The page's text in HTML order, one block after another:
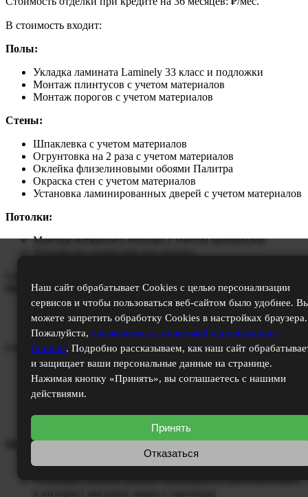
В стоимость входит:
Полы:
Укладка ламината Laminely 33 класс и подложки
Монтаж плинтусов с учетом материалов
Монтаж порогов с учетом материалов
Стены:
Шпаклевка с учетом материалов
Огрунтовка на 2 раза с учетом материалов
Оклейка флизелиновыми обоями Палитра
Окраска стен с учетом материалов
Установка ламинированных дверей с учетом материалов
Потолки:
Монтаж натяжного потолка с учетом материалов
Полы:
Укладка керамической плитки Axima
Затирка швов с учетом материалов
Стены:
Устройство коробов из ГКЛ с учетом материалов
Облицовка керамической плиткой La Favola от пола до
потолка полностью
Потолки и сантехника:
Монтаж натяжного потолка с учетом материалов
в интернет магазине нашего партнера)
Наш сайт обрабатывает Cookies с целью персонализации
сервисов и чтобы пользоваться веб-сайтом было удобнее.
можете запретить обработку Cookies в настройках браузера.
Пожалуйста, ознакомьтесь с политикой использования
Cookies. Подробно рассказываем, как наш сайт
и защищает ваши персональные данные на странице.
Нажимая кнопку «Принять», вы соглашаетесь с нашими
действиями.
Принять
Отказаться